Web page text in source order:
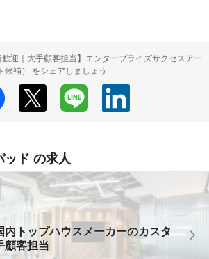
歓迎｜大手顧客担当】エンタープライズサクセスアー
候補） をシェアしましょう
ッド の求人
内トップハウスメーカーのカスタ
顧客担当